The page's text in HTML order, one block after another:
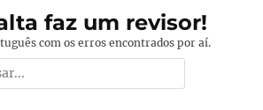
faz um revisor!
com os erros encontrados por aí.